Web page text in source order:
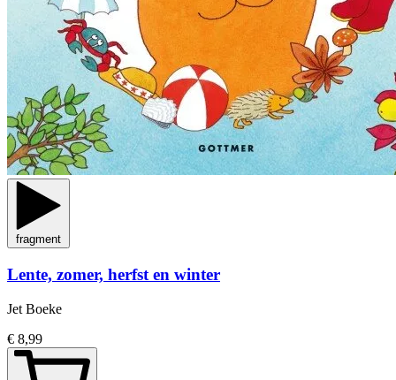
fragment
Lente, zomer, herfst en winter
Jet Boeke
€ 8,99